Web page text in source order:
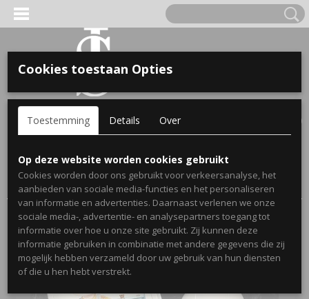
Inloggen Registreren
(0)
Home >Webshop>Back to school met naam> Drinkbeker en
broodtrommel set voor kinderen bouw bruin -
Gepersonaliseerd
VOOR KINDEREN
OPA & OMA.
NAAM EN GEBOORTEJAAR
Cookies toestaan Opties
Toestemming Details Over
Op deze website worden cookies gebruikt
Cookies worden door ons gebruikt voor verkeersanalyse, het
aanbieden van sociale media-functies en het personaliseren
van informatie en advertenties. Daarnaast verlenen we onze
sociale media-, advertentie- en analysepartners toegang tot
informatie over hoe u onze site gebruikt. Zij kunnen deze
informatie gebruiken in combinatie met andere gegevens die zij
mogelijk hebben verzameld door uw gebruik van hun diensten
of die u hen hebt verstrekt.